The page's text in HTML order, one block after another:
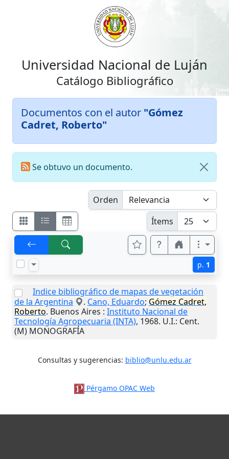
Universidad Nacional de Luján
Catálogo Bibliográfico
Documentos con el autor "Gómez
Cadret, Roberto"
Se obtuvo un documento.
Orden
Ítems
p. 1
Indice bibliográfico de mapas de vegetación
de la Argentina
. Cano, Eduardo; Gómez Cadret,
Roberto. Buenos Aires : Instituto Nacional de
Tecnología Agropecuaria (INTA), 1968. U.I.: Cent.
(M) MONOGRAFÍA
Consultas y sugerencias: biblio@unlu.edu.ar
Pérgamo OPAC Web